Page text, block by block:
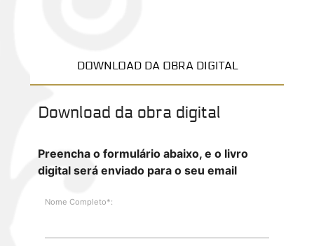
DOWNLOAD DA OBRA DIGITAL
Download da obra digital
Preencha o formulário abaixo, e o livro
digital será enviado para o seu email
Nome Completo*: